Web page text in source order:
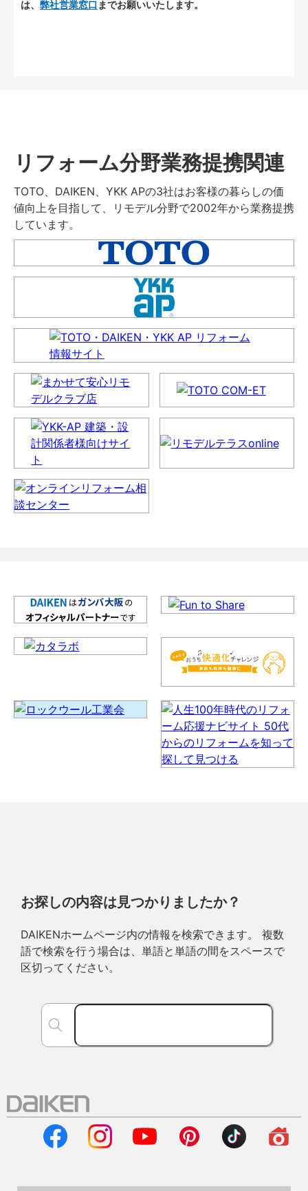
は、 弊社営業窓口 までお願いいたします。
リフォーム分野業務提携関連
TOTO、DAIKEN、YKK APの3社はお客様の暮らしの価
値向上を目指して、リモデル分野で2002年から業務提携
しています。
お探しの内容は見つかりましたか？
DAIKENホームページ内の情報を検索できます。 複数
語で検索を行う場合は、単語と単語の間をスペースで
区切ってください。